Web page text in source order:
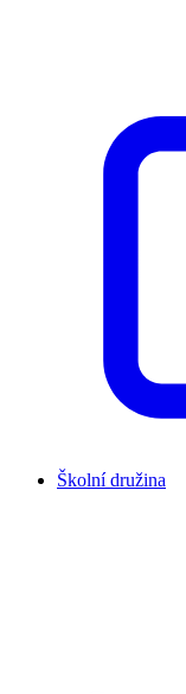
Školní družina